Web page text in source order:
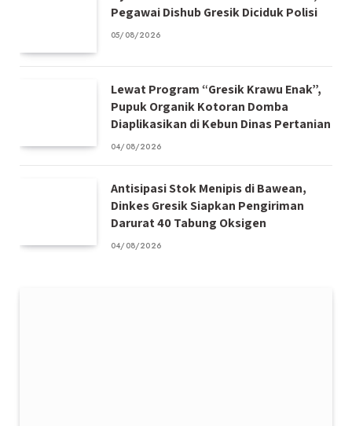
Pegawai Dishub Gresik Diciduk Polisi
05/08/2026
Lewat Program “Gresik Krawu Enak”,
Pupuk Organik Kotoran Domba
Diaplikasikan di Kebun Dinas Pertanian
04/08/2026
Antisipasi Stok Menipis di Bawean,
Dinkes Gresik Siapkan Pengiriman
Darurat 40 Tabung Oksigen
04/08/2026